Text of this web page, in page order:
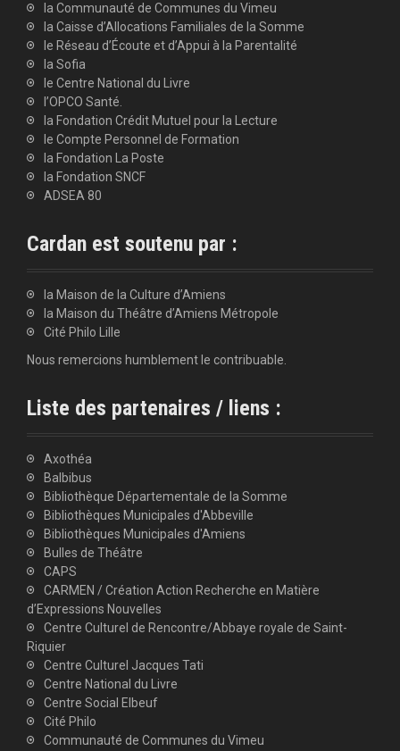
la Communauté de Communes du Vimeu
la Caisse d’Allocations Familiales de la Somme
le Réseau d’Écoute et d’Appui à la Parentalité
la Sofia
le Centre National du Livre
l’OPCO Santé.
la Fondation Crédit Mutuel pour la Lecture
le Compte Personnel de Formation
la Fondation La Poste
la Fondation SNCF
ADSEA 80
Cardan est soutenu par :
la Maison de la Culture d’Amiens
la Maison du Théâtre d’Amiens Métropole
Cité Philo Lille
Nous remercions humblement le contribuable.
Liste des partenaires / liens :
Axothéa
Balbibus
Bibliothèque Départementale de la Somme
Bibliothèques Municipales d'Abbeville
Bibliothèques Municipales d'Amiens
Bulles de Théâtre
CAPS
CARMEN / Création Action Recherche en Matière
d’Expressions Nouvelles
Centre Culturel de Rencontre/Abbaye royale de Saint-
Riquier
Centre Culturel Jacques Tati
Centre National du Livre
Centre Social Elbeuf
Cité Philo
Communauté de Communes du Vimeu